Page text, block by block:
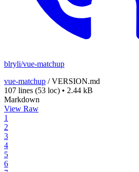
blryli/vue-matchup
vue-matchup /VERSION.md
107 lines (53 loc) • 2.44 kB
Markdown
View Raw
1
2
3
4
5
6